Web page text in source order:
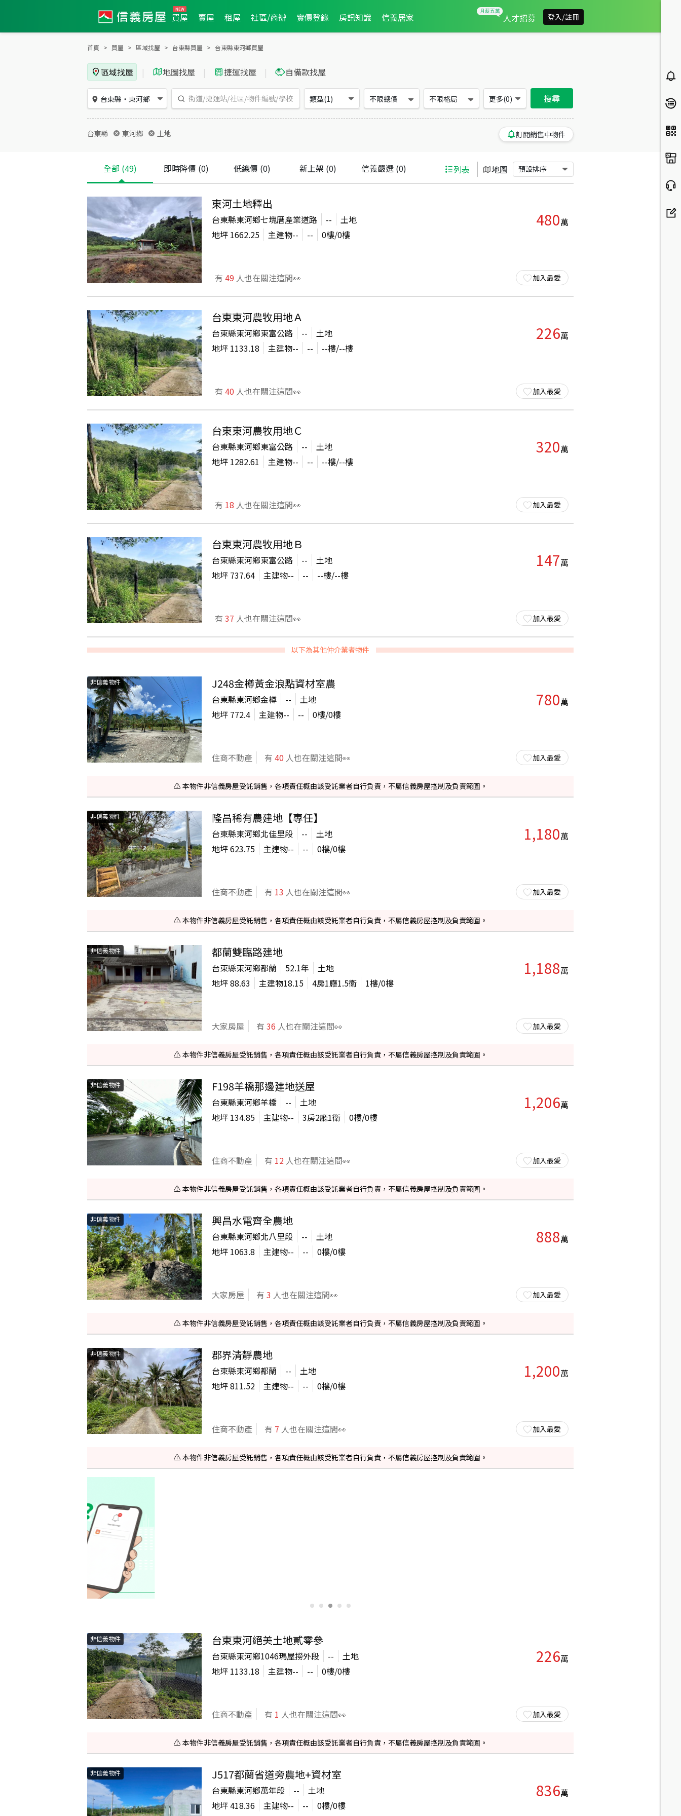
買屋 賣屋 租屋 社區/商辦 實價登錄 房訊知識 信義居家 人才招募 登入/註冊
首頁 買屋 區域找屋 台東縣買屋 台東縣東河鄉買屋
區域找屋 | 地圖找屋 | 捷運找屋 | 自備款找屋
台東縣 ・ 東河鄉 類型(1) 不限總價 不限格局 更多(0) 搜尋
台東縣 東河鄉 土地 訂閱銷售中物件
全部 (49) 即時降價 (0) 低總價 (0) 新上架 (0) 信義嚴選(0) 列表 地圖 預設排序
東河土地釋出
台東縣東河鄉七塊厝產業道路 --
土地
地坪 1662.25 主建物-- -- 0樓/0樓
有 49 人也在關注這間👀
480萬
加入最愛
台東東河農牧用地Ａ
台東縣東河鄉東富公路 --
土地
地坪 1133.18 主建物-- -- --樓/--樓
有 40 人也在關注這間👀
226萬
加入最愛
台東東河農牧用地Ｃ
台東縣東河鄉東富公路 --
土地
地坪 1282.61 主建物-- -- --樓/--樓
有 18 人也在關注這間👀
320萬
加入最愛
台東東河農牧用地Ｂ
台東縣東河鄉東富公路 --
土地
地坪 737.64 主建物-- -- --樓/--樓
有 37 人也在關注這間👀
147萬
加入最愛
以下為其他仲介業者物件
非信義物件 J248金樽黃金浪點資材室農
台東縣東河鄉金樽 --
土地
地坪 772.4 主建物-- -- 0樓/0樓
住商不動產 有 40 人也在關注這間👀
780萬
加入最愛
⚠️ 本物件非信義房屋受託銷售，各項責任概由該受託業者自行負責，不屬信義房屋控制及負責範圍。
非信義物件 隆昌稀有農建地【專任】
台東縣東河鄉北佳里段 --
土地
地坪623.75 主建物-- -- 0樓/0樓
住商不動產 有 13 人也在關注這間👀
1,180萬
加入最愛
⚠️ 本物件非信義房屋受託銷售，各項責任概由該受託業者自行負責，不屬信義房屋控制及負責範圍。
非信義物件 都蘭雙臨路建地
台東縣東河鄉都蘭 52.1年
土地
地坪88.63 主建物18.15 4房1廳1.5衛 1樓/0樓
大家房屋 有 36 人也在關注這間👀
1,188萬
加入最愛
⚠️ 本物件非信義房屋受託銷售，各項責任概由該受託業者自行負責，不屬信義房屋控制及負責範圍。
非信義物件 F198羊橋那邊建地送屋
台東縣東河鄉羊橋 --
土地
地坪 134.85 主建物-- 3房2廳1衛 0樓/0樓
住商不動產 有 12 人也在關注這間👀
1,206萬
加入最愛
⚠️ 本物件非信義房屋受託銷售，各項責任概由該受託業者自行負責，不屬信義房屋控制及負責範圍。
非信義物件 興昌水電齊全農地
台東縣東河鄉北八里段 --
土地
地坪 1063.8 主建物-- -- 0樓/0樓
大家房屋 有 3 人也在關注這間👀
888萬
加入最愛
⚠️ 本物件非信義房屋受託銷售，各項責任概由該受託業者自行負責，不屬信義房屋控制及負責範圍。
非信義物件 郡界清靜農地
台東縣東河鄉都蘭 --
土地
地坪811.52 主建物-- -- 0樓/0樓
住商不動產 有 7 人也在關注這間👀
1,200萬
加入最愛
⚠️ 本物件非信義房屋受託銷售，各項責任概由該受託業者自行負責，不屬信義房屋控制及負責範圍。
非信義物件 台東東河絕美土地貳零參
台東縣東河鄉1046瑪屋撈外段 --
土地
地坪 1133.18 主建物-- -- 0樓/0樓
住商不動產 有 1 人也在關注這間👀
226萬
加入最愛
⚠️ 本物件非信義房屋受託銷售，各項責任概由該受託業者自行負責，不屬信義房屋控制及負責範圍。
非信義物件 J517都蘭省道旁農地+資材室
台東縣東河鄉萬年段 --
土地
地坪418.36 主建物-- -- 0樓/0樓
836萬